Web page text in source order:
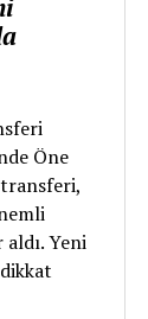
Öne
transferi,
Yeni